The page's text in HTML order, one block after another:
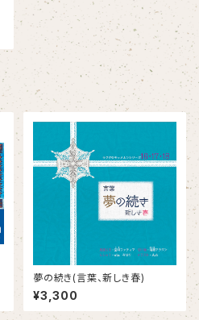
夢の続き(言葉、新しき春)
¥3,300